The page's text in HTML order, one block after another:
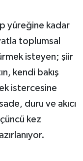
yüreğine kadar
toplumsal
isteyen; şiir
kendi bakış
istercesine
duru ve akıcı
kez